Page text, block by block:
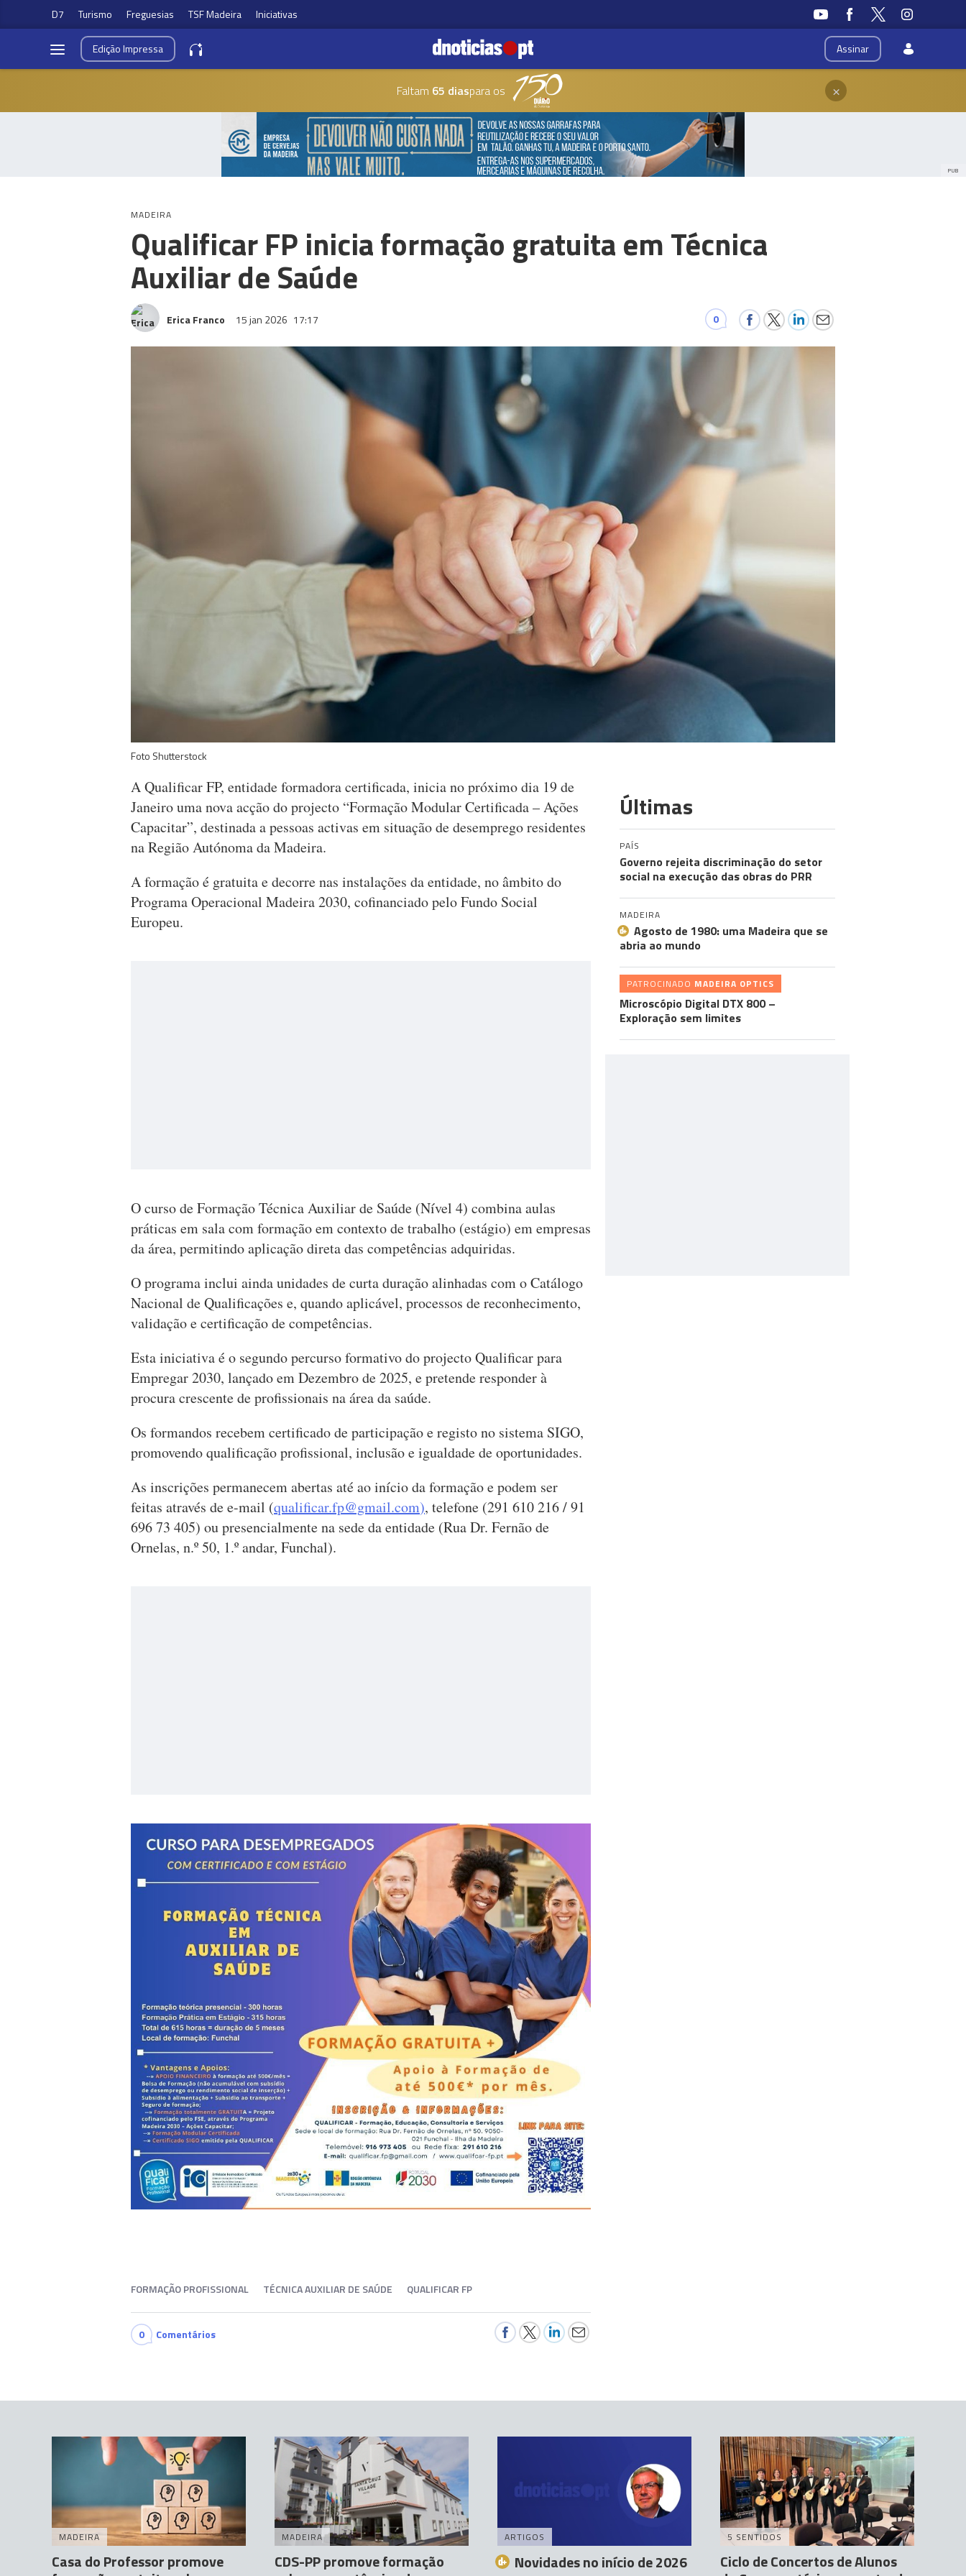
D7 Turismo Freguesias TSF Madeira Iniciativas
Assinar
EdiçãoImpressa
Faltam 65 diaspara os ×
PUB
MADEIRA
Qualificar FP inicia formação gratuita em Técnica
Auxiliar de Saúde
Erica Franco 15 jan 2026 17:17 0
Foto Shutterstock
A Qualificar FP, entidade formadora certificada, inicia no próximo dia 19 de
Janeiro uma nova acção do projecto “Formação Modular Certificada – Ações
Capacitar”, destinada a pessoas activas em situação de desemprego residentes
na Região Autónoma da Madeira.
A formação é gratuita e decorre nas instalações da entidade, no âmbito do
Programa Operacional Madeira 2030, cofinanciado pelo Fundo Social
Europeu.
O curso de Formação Técnica Auxiliar de Saúde (Nível 4) combina aulas
práticas em sala com formação em contexto de trabalho (estágio) em empresas
da área, permitindo aplicação direta das competências adquiridas.
O programa inclui ainda unidades de curta duração alinhadas com o Catálogo
Nacional de Qualificações e, quando aplicável, processos de reconhecimento,
validação e certificação de competências.
Esta iniciativa é o segundo percurso formativo do projecto Qualificar para
Empregar 2030, lançado em Dezembro de 2025, e pretende responder à
procura crescente de profissionais na área da saúde.
Os formandos recebem certificado de participação e registo no sistema SIGO,
promovendo qualificação profissional, inclusão e igualdade de oportunidades.
As inscrições permanecem abertas até ao início da formação e podem ser
feitas através de e-mail (qualificar.fp@gmail.com), telefone (291 610 216 / 91
696 73 405) ou presencialmente na sede da entidade (Rua Dr. Fernão de
Ornelas, n.º 50, 1.º andar, Funchal).
FORMAÇÃO PROFISSIONAL TÉCNICA AUXILIAR DE SAÚDE QUALIFICAR FP
0 Comentários
Últimas
PAÍS
Governo rejeita discriminação do setor
social na execução das obras do PRR
MADEIRA
Agosto de 1980: uma Madeira que se
abria ao mundo
PATROCINADO MADEIRA OPTICS
Microscópio Digital DTX 800 –
Exploração sem limites
MADEIRA
Casa do Professor promove
MADEIRA
CDS-PP promove formação
ARTIGOS
Novidades no início de 2026
5 SENTIDOS
Ciclo de Concertos de Alunos